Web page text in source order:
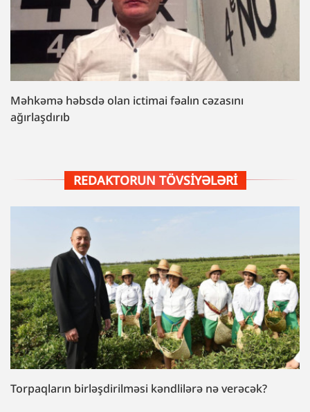
Məhkəmə həbsdə olan ictimai fəalın cəzasını
ağırlaşdırıb
REDAKTORUN TÖVSIYƏLƏRI
Torpaqların birləşdirilməsi kəndlilərə nə verəcək?